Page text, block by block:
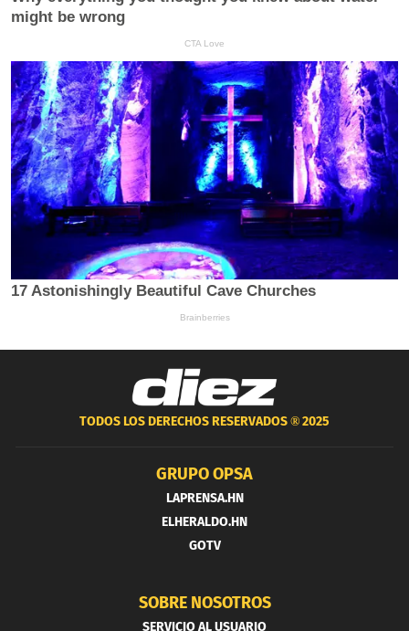
TODOS LOS DERECHOS RESERVADOS ®2025
GRUPO OPSA
LAPRENSA.HN
ELHERALDO.HN
GOTV
SOBRE NOSOTROS
SERVICIO AL USUARIO